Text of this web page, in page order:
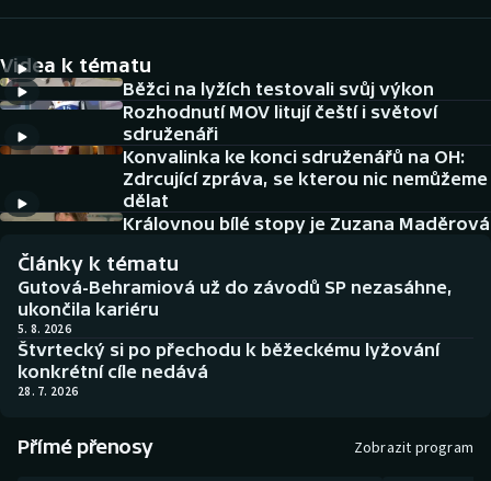
DALŠÍ SPORTY
Americký fotbal
Baseball a softbal
Basketbal
Biatlon
Boby a skeleton
Box
NEPŘEHLÉDNĚTE
Historické návraty
Aplikace ČT sport
AZ kvíz
Videa k tématu
Běžci na lyžích testovali svůj výkon
Rozhodnutí MOV litují čeští i světoví
sdruženáři
Konvalinka ke konci sdruženářů na OH:
Zdrcující zpráva, se kterou nic nemůžeme
dělat
Královnou bílé stopy je Zuzana Maděrová
Články k tématu
Gutová-Behramiová už do závodů SP nezasáhne,
ukončila kariéru
5. 8. 2026
Štvrtecký si po přechodu k běžeckému lyžování
konkrétní cíle nedává
28. 7. 2026
Přímé přenosy Zobrazit program